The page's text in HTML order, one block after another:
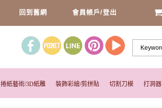
回到舊網 會員帳戶/登出
捲紙藝術/3D紙雕 裝飾彩繪/剪拼貼 切割刀模 打洞器